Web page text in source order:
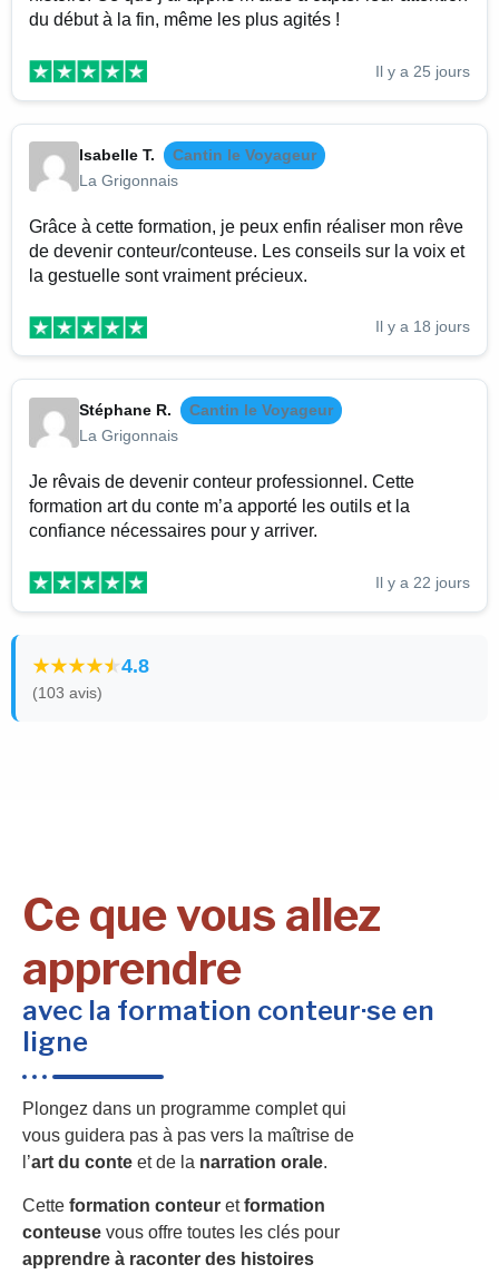
du début à la fin, même les plus agités !
Il y a 25 jours
Isabelle T.
Cantin le Voyageur
La Grigonnais
Grâce à cette formation, je peux enfin réaliser mon rêve
de devenir conteur/conteuse. Les conseils sur la voix et
la gestuelle sont vraiment précieux.
Il y a 18 jours
Stéphane R.
Cantin le Voyageur
La Grigonnais
Je rêvais de devenir conteur professionnel. Cette
formation art du conte m’a apporté les outils et la
confiance nécessaires pour y arriver.
Il y a 22 jours
4.8
(103 avis)
Ce que vous allez
apprendre
avec la formation conteur·se en
ligne
Plongez dans un programme complet qui
vous guidera pas à pas vers la maîtrise de
l’art du conte et de la narration orale.
Cette formation conteur etformation
conteuse vous offre toutes les clés pour
apprendre à raconter des histoires